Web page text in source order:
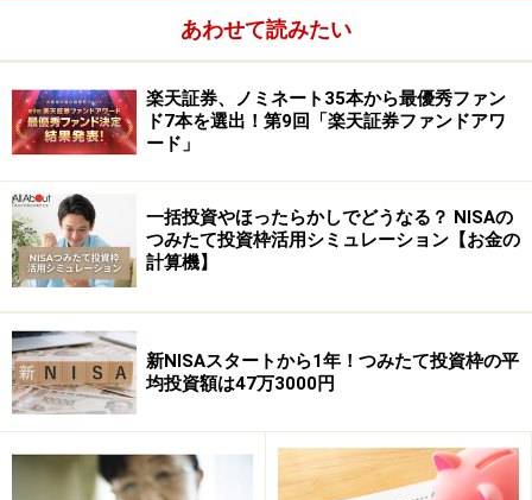
あわせて読みたい
楽天証券、ノミネート35本から最優秀ファン
ド7本を選出！第9回「楽天証券ファンドアワ
ード」
一括投資やほったらかしでどうなる？ NISAの
つみたて投資枠活用シミュレーション【お金の
計算機】
新NISAスタートから1年！つみたて投資枠の平
均投資額は47万3000円